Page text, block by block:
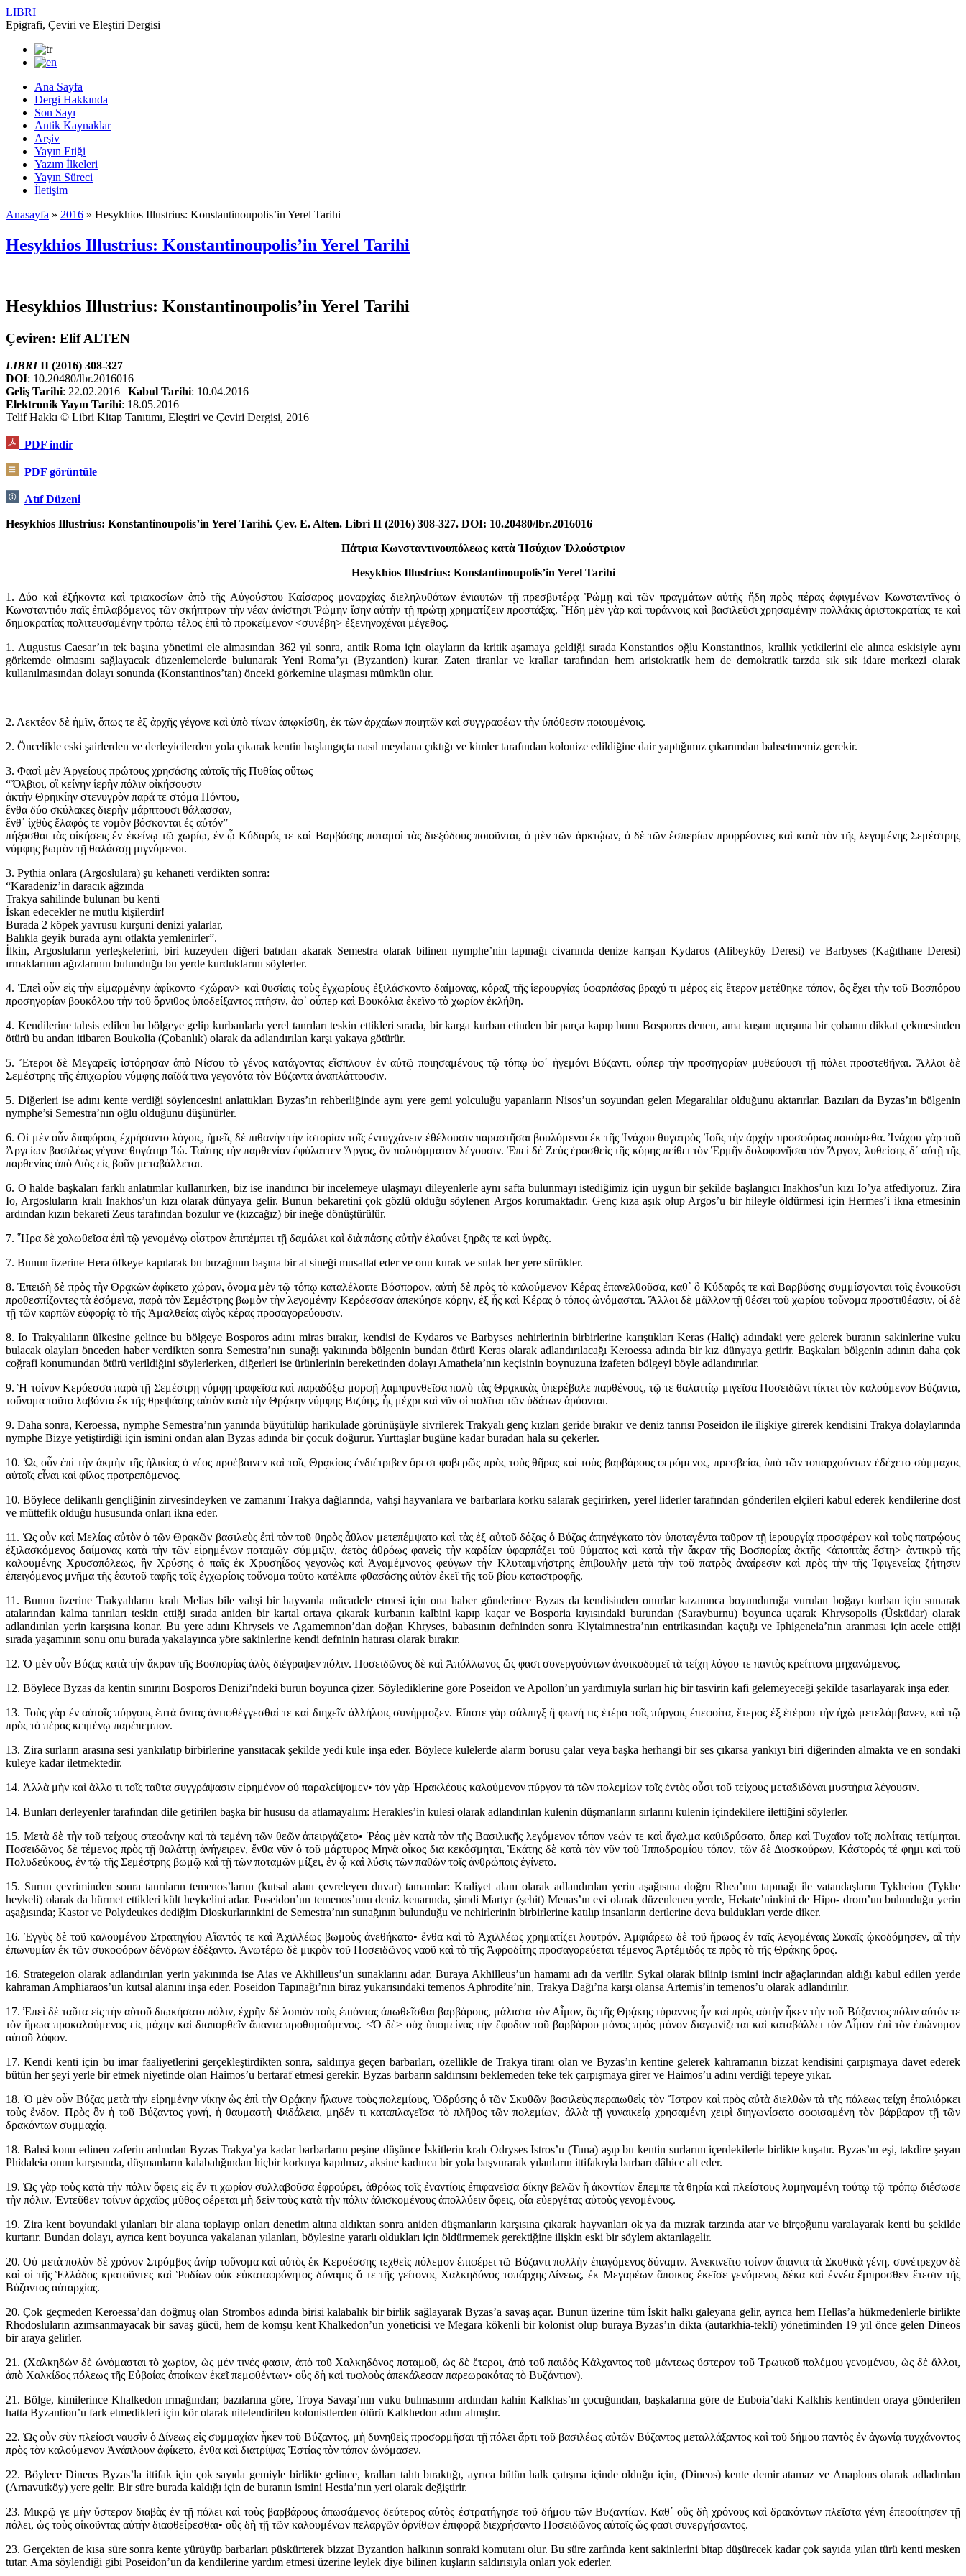
LIBRI
Epigrafi, Çeviri ve Eleştiri Dergisi
Ana Sayfa
Dergi Hakkında
Son Sayı
Antik Kaynaklar
Arşiv
Yayın Etiği
Yazım İlkeleri
Yayın Süreci
İletişim
Anasayfa » 2016 » Hesykhios Illustrius: Konstantinoupolis’in Yerel Tarihi
Hesykhios Illustrius: Konstantinoupolis’in Yerel Tarihi
Hesykhios Illustrius: Konstantinoupolis’in Yerel Tarihi
Çeviren: Elif ALTEN
LIBRIII (2016) 308-327
DOI: 10.20480/lbr.2016016
Geliş Tarihi: 22.02.2016 | Kabul Tarihi: 10.04.2016
Elektronik Yayın Tarihi: 18.05.2016
Telif Hakkı © Libri Kitap Tanıtımı, Eleştiri ve Çeviri Dergisi, 2016
PDF indir
PDF görüntüle
Atıf Düzeni
Hesykhios Illustrius: Konstantinoupolis’in Yerel Tarihi. Çev. E. Alten. Libri II (2016) 308-327. DOI: 10.20480/lbr.2016016
Πάτρια Κωνσταντινουπόλεως κατὰ Ἡσύχιον Ἰλλούστριον
Hesykhios Illustrius: Konstantinoupolis’in Yerel Tarihi
1. Δύο καὶ ἑξήκοντα καὶ τριακοσίων ἀπὸ τῆς Αὐγούστου Καίσαρος μοναρχίας διεληλυθότων ἐνιαυτῶν τῇ πρεσβυτέρᾳ Ῥώμῃ καὶ τῶν πραγμάτων αὐτῆς ἤδη πρὸς πέρας ἀφιγμένων Κωνσταντῖνος ὁ
Κωνσταντιόυ παῖς ἐπιλαβόμενος τῶν σκήπτρων τὴν νέαν ἀνίστησι Ῥώμην ἴσην αὐτὴν τῇ πρώτῃ χρηματίζειν προστάξας. ῎Ηδη μὲν γὰρ καὶ τυράννοις καὶ βασιλεῦσι χρησαμένην πολλάκις ἀριστοκρατίας τε καὶ
δημοκρατίας πολιτευσαμένην τρόπῳ τέλος ἐπὶ τὸ προκείμενον <συνέβη> ἐξενηνοχέναι μέγεθος.
1. Augustus Caesar’ın tek başına yönetimi ele almasından 362 yıl sonra, antik Roma için olayların da kritik aşamaya geldiği sırada Konstantios oğlu Konstantinos, krallık yetkilerini ele alınca eskisiyle aynı
görkemde olmasını sağlayacak düzenlemelerde bulunarak Yeni Roma’yı (Byzantion) kurar. Zaten tiranlar ve krallar tarafından hem aristokratik hem de demokratik tarzda sık sık idare merkezi olarak
kullanılmasından dolayı sonunda (Konstantinos’tan) önceki görkemine ulaşması mümkün olur.
2. Λεκτέον δὲ ἡμῖν, ὅπως τε ἐξ ἀρχῆς γέγονε καὶ ὑπὸ τίνων ἀπῳκίσθη, ἐκ τῶν ἀρχαίων ποιητῶν καὶ συγγραφέων τὴν ὑπόθεσιν ποιουμένοις.
2. Öncelikle eski şairlerden ve derleyicilerden yola çıkarak kentin başlangıçta nasıl meydana çıktığı ve kimler tarafından kolonize edildiğine dair yaptığımız çıkarımdan bahsetmemiz gerekir.
3. Φασὶ μὲν Ἀργείους πρώτους χρησάσης αὐτοῖς τῆς Πυθίας οὕτως
“Ὄλβιοι, οἳ κείνην ἱερὴν πόλιν οἰκήσουσιν
ἀκτὴν Θρηικίην στενυγρὸν παρά τε στόμα Πόντου,
ἔνθα δύο σκύλακες διερὴν μάρπτουσι θάλασσαν,
ἔνθ᾽ ἰχθὺς ἔλαφός τε νομὸν βόσκονται ἐς αὐτόν”
πήξασθαι τὰς οἰκήσεις ἐν ἐκείνῳ τῷ χωρίῳ, ἐν ᾧ Κύδαρός τε καὶ Βαρβύσης ποταμοὶ τὰς διεξόδους ποιοῦνται, ὁ μὲν τῶν ἀρκτῴων, ὁ δὲ τῶν ἑσπερίων προρρέοντες καὶ κατὰ τὸν τῆς λεγομένης Σεμέστρης
νύμφης βωμὸν τῇ θαλάσσῃ μιγνύμενοι.
3. Pythia onlara (Argoslulara) şu kehaneti verdikten sonra:
“Karadeniz’in daracık ağzında
Trakya sahilinde bulunan bu kenti
İskan edecekler ne mutlu kişilerdir!
Burada 2 köpek yavrusu kurşuni denizi yalarlar,
Balıkla geyik burada aynı otlakta yemlenirler”.
İlkin, Argosluların yerleşkelerini, biri kuzeyden diğeri batıdan akarak Semestra olarak bilinen nymphe’nin tapınağı civarında denize karışan Kydaros (Alibeyköy Deresi) ve Barbyses (Kağıthane Deresi)
ırmaklarının ağızlarının bulunduğu bu yerde kurduklarını söylerler.
4. Ἐπεὶ οὖν εἰς τὴν εἱμαρμένην ἀφίκοντο <χώραν> καὶ θυσίαις τοὺς ἐγχωρίους ἐξιλάσκοντο δαίμονας, κόραξ τῆς ἱερουργίας ὑφαρπάσας βραχύ τι μέρος εἰς ἕτερον μετέθηκε τόπον, ὃς ἔχει τὴν τοῦ Βοσπόρου
προσηγορίαν βουκόλου τὴν τοῦ ὄρνιθος ὑποδείξαντος πτῆσιν, ἀφ᾽ οὗπερ καὶ Βουκόλια ἐκεῖνο τὸ χωρίον ἐκλήθη.
4. Kendilerine tahsis edilen bu bölgeye gelip kurbanlarla yerel tanrıları teskin ettikleri sırada, bir karga kurban etinden bir parça kapıp bunu Bosporos denen, ama kuşun uçuşuna bir çobanın dikkat çekmesinden
ötürü bu andan itibaren Boukolia (Çobanlık) olarak da adlandırılan karşı yakaya götürür.
5. Ἕτεροι δὲ Μεγαρεῖς ἱστόρησαν ἀπὸ Νίσου τὸ γένος κατάγοντας εἴσπλουν ἐν αὐτῷ ποιησαμένους τῷ τόπῳ ὑφ᾽ ἡγεμόνι Βύζαντι, οὗπερ τὴν προσηγορίαν μυθεύουσι τῇ πόλει προστεθῆναι. Ἄλλοι δὲ
Σεμέστρης τῆς ἐπιχωρίου νύμφης παῖδά τινα γεγονότα τὸν Βύζαντα ἀναπλάττουσιν.
5. Diğerleri ise adını kente verdiği söylencesini anlattıkları Byzas’ın rehberliğinde aynı yere gemi yolculuğu yapanların Nisos’un soyundan gelen Megaralılar olduğunu aktarırlar. Bazıları da Byzas’ın bölgenin
nymphe’si Semestra’nın oğlu olduğunu düşünürler.
6. Οἱ μὲν οὖν διαφόροις ἐχρήσαντο λόγοις, ἡμεῖς δὲ πιθανὴν τὴν ἱστορίαν τοῖς ἐντυγχάνειν ἐθέλουσιν παραστῆσαι βουλόμενοι ἐκ τῆς Ἰνάχου θυγατρὸς Ἰοῦς τὴν ἀρχὴν προσφόρως ποιούμεθα. Ἰνάχου γὰρ τοῦ
Ἀργείων βασιλέως γέγονε θυγάτηρ Ἰώ. Ταύτης τὴν παρθενίαν ἐφύλαττεν Ἄργος, ὃν πολυόμματον λέγουσιν. Ἐπεὶ δὲ Ζεὺς ἐρασθεὶς τῆς κόρης πείθει τὸν Ἑρμῆν δολοφονῆσαι τὸν Ἄργον, λυθείσης δ᾽ αὐτῇ τῆς
παρθενίας ὑπὸ Διὸς εἰς βοῦν μεταβάλλεται.
6. O halde başkaları farklı anlatımlar kullanırken, biz ise inandırıcı bir incelemeye ulaşmayı dileyenlerle aynı safta bulunmayı istediğimiz için uygun bir şekilde başlangıcı Inakhos’un kızı Io’ya atfediyoruz. Zira
Io, Argosluların kralı Inakhos’un kızı olarak dünyaya gelir. Bunun bekaretini çok gözlü olduğu söylenen Argos korumaktadır. Genç kıza aşık olup Argos’u bir hileyle öldürmesi için Hermes’i ikna etmesinin
ardından kızın bekareti Zeus tarafından bozulur ve (kızcağız) bir ineğe dönüştürülür.
7. ῞Ηρα δὲ χολωθεῖσα ἐπὶ τῷ γενομένῳ οἶστρον ἐπιπέμπει τῇ δαμάλει καὶ διὰ πάσης αὐτὴν ἐλαύνει ξηρᾶς τε καὶ ὑγρᾶς.
7. Bunun üzerine Hera öfkeye kapılarak bu buzağının başına bir at sineği musallat eder ve onu kurak ve sulak her yere sürükler.
8. Ἐπειδὴ δὲ πρὸς τὴν Θρᾳκῶν ἀφίκετο χώραν, ὄνομα μὲν τῷ τόπῳ καταλέλοιπε Βόσπορον, αὐτὴ δὲ πρὸς τὸ καλούμενον Κέρας ἐπανελθοῦσα, καθ᾽ ὃ Κύδαρός τε καὶ Βαρβύσης συμμίσγονται τοῖς ἐνοικοῦσι
προθεσπίζοντες τὰ ἐσόμενα, παρὰ τὸν Σεμέστρης βωμὸν τὴν λεγομένην Κερόεσσαν ἀπεκύησε κόρην, ἐξ ἧς καὶ Κέρας ὁ τόπος ὠνόμασται. Ἄλλοι δὲ μᾶλλον τῇ θέσει τοῦ χωρίου τοὔνομα προστιθέασιν, οἱ δὲ
τῇ τῶν καρπῶν εὐφορίᾳ τὸ τῆς Ἀμαλθείας αἰγὸς κέρας προσαγορεύουσιν.
8. Io Trakyalıların ülkesine gelince bu bölgeye Bosporos adını miras bırakır, kendisi de Kydaros ve Barbyses nehirlerinin birbirlerine karıştıkları Keras (Haliç) adındaki yere gelerek buranın sakinlerine vuku
bulacak olayları önceden haber verdikten sonra Semestra’nın sunağı yakınında bölgenin bundan ötürü Keras olarak adlandırılacağı Keroessa adında bir kız dünyaya getirir. Başkaları bölgenin adının daha çok
coğrafi konumundan ötürü verildiğini söylerlerken, diğerleri ise ürünlerinin bereketinden dolayı Amatheia’nın keçisinin boynuzuna izafeten bölgeyi böyle adlandırırlar.
9. Ἡ τοίνυν Κερόεσσα παρὰ τῇ Σεμέστρῃ νύμφῃ τραφεῖσα καὶ παραδόξῳ μορφῇ λαμπρυνθεῖσα πολὺ τὰς Θρᾳκικὰς ὑπερέβαλε παρθένους, τῷ τε θαλαττίῳ μιγεῖσα Ποσειδῶνι τίκτει τὸν καλούμενον Βύζαντα,
τοὔνομα τοῦτο λαβόντα ἐκ τῆς θρεψάσης αὐτὸν κατὰ τὴν Θρᾴκην νύμφης Βιζύης, ἧς μέχρι καὶ νῦν οἱ πολῖται τῶν ὑδάτων ἀρύονται.
9. Daha sonra, Keroessa, nymphe Semestra’nın yanında büyütülüp harikulade görünüşüyle sivrilerek Trakyalı genç kızları geride bırakır ve deniz tanrısı Poseidon ile ilişkiye girerek kendisini Trakya dolaylarında
nymphe Bizye yetiştirdiği için ismini ondan alan Byzas adında bir çocuk doğurur. Yurttaşlar bugüne kadar buradan hala su çekerler.
10. Ὡς οὖν ἐπὶ τὴν ἀκμὴν τῆς ἡλικίας ὁ νέος προέβαινεν καὶ τοῖς Θρᾳκίοις ἐνδιέτριβεν ὄρεσι φοβερῶς πρὸς τοὺς θῆρας καὶ τοὺς βαρβάρους φερόμενος, πρεσβείας ὑπὸ τῶν τοπαρχούντων ἐδέχετο σύμμαχος
αὐτοῖς εἶναι καὶ φίλος προτρεπόμενος.
10. Böylece delikanlı gençliğinin zirvesindeyken ve zamanını Trakya dağlarında, vahşi hayvanlara ve barbarlara korku salarak geçirirken, yerel liderler tarafından gönderilen elçileri kabul ederek kendilerine dost
ve müttefik olduğu hususunda onları ikna eder.
11. Ὡς οὖν καὶ Μελίας αὐτὸν ὁ τῶν Θρᾳκῶν βασιλεὺς ἐπὶ τὸν τοῦ θηρὸς ἆθλον μετεπέμψατο καὶ τὰς ἐξ αὐτοῦ δόξας ὁ Βύζας ἀπηνέγκατο τὸν ὑποταγέντα ταῦρον τῇ ἱερουργίᾳ προσφέρων καὶ τοὺς πατρῴους
ἐξιλασκόμενος δαίμονας κατὰ τὴν τῶν εἰρημένων ποταμῶν σύμμιξιν, ἀετὸς ἀθρόως φανεὶς τὴν καρδίαν ὑφαρπάζει τοῦ θύματος καὶ κατὰ τὴν ἄκραν τῆς Βοσπορίας ἀκτῆς <ἀποπτὰς ἔστη> ἀντικρὺ τῆς
καλουμένης Χρυσοπόλεως, ἣν Χρύσης ὁ παῖς ἐκ Χρυσηΐδος γεγονὼς καὶ Ἀγαμέμνονος φεύγων τὴν Κλυταιμνήστρης ἐπιβουλὴν μετὰ τὴν τοῦ πατρὸς ἀναίρεσιν καὶ πρὸς τὴν τῆς Ἰφιγενείας ζήτησιν
ἐπειγόμενος μνῆμα τῆς ἑαυτοῦ ταφῆς τοῖς ἐγχωρίοις τοὔνομα τοῦτο κατέλιπε φθασάσης αὐτὸν ἐκεῖ τῆς τοῦ βίου καταστροφῆς.
11. Bunun üzerine Trakyalıların kralı Melias bile vahşi bir hayvanla mücadele etmesi için ona haber gönderince Byzas da kendisinden onurlar kazanınca boyunduruğa vurulan boğayı kurban için sunarak
atalarından kalma tanrıları teskin ettiği sırada aniden bir kartal ortaya çıkarak kurbanın kalbini kapıp kaçar ve Bosporia kıyısındaki burundan (Sarayburnu) boyunca uçarak Khrysopolis (Üsküdar) olarak
adlandırılan yerin karşısına konar. Bu yere adını Khryseis ve Agamemnon’dan doğan Khryses, babasının defninden sonra Klytaimnestra’nın entrikasından kaçtığı ve Iphigeneia’nın aranması için acele ettiği
sırada yaşamının sonu onu burada yakalayınca yöre sakinlerine kendi defninin hatırası olarak bırakır.
12. Ὁ μὲν οὖν Βύζας κατὰ τὴν ἄκραν τῆς Βοσπορίας ἁλὸς διέγραψεν πόλιν. Ποσειδῶνος δὲ καὶ Ἀπόλλωνος ὥς φασι συνεργούντων ἀνοικοδομεῖ τὰ τείχη λόγου τε παντὸς κρείττονα μηχανώμενος.
12. Böylece Byzas da kentin sınırını Bosporos Denizi’ndeki burun boyunca çizer. Söylediklerine göre Poseidon ve Apollon’un yardımıyla surları hiç bir tasvirin kafi gelemeyeceği şekilde tasarlayarak inşa eder.
13. Τοὺς γὰρ ἐν αὐτοῖς πύργους ἑπτὰ ὄντας ἀντιφθέγγεσθαί τε καὶ διηχεῖν ἀλλήλοις συνήρμοζεν. Εἴποτε γὰρ σάλπιγξ ἢ φωνή τις ἑτέρα τοῖς πύργοις ἐπεφοίτα, ἕτερος ἐξ ἑτέρου τὴν ἠχὼ μετελάμβανεν, καὶ τῷ
πρὸς τὸ πέρας κειμένῳ παρέπεμπον.
13. Zira surların arasına sesi yankılatıp birbirlerine yansıtacak şekilde yedi kule inşa eder. Böylece kulelerde alarm borusu çalar veya başka herhangi bir ses çıkarsa yankıyı biri diğerinden almakta ve en sondaki
kuleye kadar iletmektedir.
14. Ἀλλὰ μὴν καὶ ἄλλο τι τοῖς ταῦτα συγγράψασιν εἰρημένον οὐ παραλείψομεν• τὸν γὰρ Ἡρακλέους καλούμενον πύργον τὰ τῶν πολεμίων τοῖς ἐντὸς οὖσι τοῦ τείχους μεταδιδόναι μυστήρια λέγουσιν.
14. Bunları derleyenler tarafından dile getirilen başka bir hususu da atlamayalım: Herakles’in kulesi olarak adlandırılan kulenin düşmanların sırlarını kulenin içindekilere ilettiğini söylerler.
15. Μετὰ δὲ τὴν τοῦ τείχους στεφάνην καὶ τὰ τεμένη τῶν θεῶν ἀπειργάζετο• Ῥέας μὲν κατὰ τὸν τῆς Βασιλικῆς λεγόμενον τόπον νεών τε καὶ ἄγαλμα καθιδρύσατο, ὅπερ καὶ Τυχαῖον τοῖς πολίταις τετίμηται.
Ποσειδῶνος δὲ τέμενος πρὸς τῇ θαλάττῃ ἀνήγειρεν, ἔνθα νῦν ὁ τοῦ μάρτυρος Μηνᾶ οἶκος δια κεκόσμηται, Ἑκάτης δὲ κατὰ τὸν νῦν τοῦ Ἱπποδρομίου τόπον, τῶν δὲ Διοσκούρων, Κάστορός τέ φημι καὶ τοῦ
Πολυδεύκους, ἐν τῷ τῆς Σεμέστρης βωμῷ καὶ τῇ τῶν ποταμῶν μίξει, ἐν ᾧ καὶ λύσις τῶν παθῶν τοῖς ἀνθρώποις ἐγίνετο.
15. Surun çevriminden sonra tanrıların temenos’larını (kutsal alanı çevreleyen duvar) tamamlar: Kraliyet alanı olarak adlandırılan yerin aşağısına doğru Rhea’nın tapınağı ile vatandaşların Tykheion (Tykhe
heykeli) olarak da hürmet ettikleri kült heykelini adar. Poseidon’un temenos’unu deniz kenarında, şimdi Martyr (şehit) Menas’ın evi olarak düzenlenen yerde, Hekate’ninkini de Hipo- drom’un bulunduğu yerin
aşağısında; Kastor ve Polydeukes dediğim Dioskurlarınkini de Semestra’nın sunağının bulunduğu ve nehirlerinin birbirlerine katılıp insanların dertlerine deva buldukları yerde diker.
16. Ἐγγὺς δὲ τοῦ καλουμένου Στρατηγίου Αἴαντός τε καὶ Ἀχιλλέως βωμοὺς ἀνεθήκατο• ἔνθα καὶ τὸ Ἀχιλλέως χρηματίζει λουτρόν. Ἀμφιάρεω δὲ τοῦ ἥρωος ἐν ταῖς λεγομέναις Συκαῖς ᾠκοδόμησεν, αἳ τὴν
ἐπωνυμίαν ἐκ τῶν συκοφόρων δένδρων ἐδέξαντο. Ἀνωτέρω δὲ μικρὸν τοῦ Ποσειδῶνος ναοῦ καὶ τὸ τῆς Ἀφροδίτης προσαγορεύεται τέμενος Ἀρτέμιδός τε πρὸς τὸ τῆς Θρᾴκης ὄρος.
16. Strategeion olarak adlandırılan yerin yakınında ise Aias ve Akhilleus’un sunaklarını adar. Buraya Akhilleus’un hamamı adı da verilir. Sykai olarak bilinip ismini incir ağaçlarından aldığı kabul edilen yerde
kahraman Amphiaraos’un kutsal alanını inşa eder. Poseidon Tapınağı’nın biraz yukarısındaki temenos Aphrodite’nin, Trakya Dağı’na karşı olansa Artemis’in temenos’u olarak adlandırılır.
17. Ἐπεὶ δὲ ταῦτα εἰς τὴν αὑτοῦ διῳκήσατο πόλιν, ἐχρῆν δὲ λοιπὸν τοὺς ἐπιόντας ἀπωθεῖσθαι βαρβάρους, μάλιστα τὸν Αἷμον, ὃς τῆς Θρᾴκης τύραννος ἦν καὶ πρὸς αὐτὴν ἧκεν τὴν τοῦ Βύζαντος πόλιν αὐτόν τε
τὸν ἥρωα προκαλούμενος εἰς μάχην καὶ διαπορθεῖν ἅπαντα προθυμούμενος. <Ὁ δὲ> οὐχ ὑπομείνας τὴν ἔφοδον τοῦ βαρβάρου μόνος πρὸς μόνον διαγωνίζεται καὶ καταβάλλει τὸν Αἷμον ἐπὶ τὸν ἐπώνυμον
αὐτοῦ λόφον.
17. Kendi kenti için bu imar faaliyetlerini gerçekleştirdikten sonra, saldırıya geçen barbarları, özellikle de Trakya tiranı olan ve Byzas’ın kentine gelerek kahramanın bizzat kendisini çarpışmaya davet ederek
bütün her şeyi yerle bir etmek niyetinde olan Haimos’u bertaraf etmesi gerekir. Byzas barbarın saldırısını beklemeden teke tek çarpışmaya girer ve Haimos’u adını verdiği tepeye yıkar.
18. Ὁ μὲν οὖν Βύζας μετὰ τὴν εἰρημένην νίκην ὡς ἐπὶ τὴν Θρᾴκην ἤλαυνε τοὺς πολεμίους, Ὀδρύσης ὁ τῶν Σκυθῶν βασιλεὺς περαιωθεὶς τὸν Ἴστρον καὶ πρὸς αὐτὰ διελθὼν τὰ τῆς πόλεως τείχη ἐπολιόρκει
τοὺς ἔνδον. Πρὸς ὃν ἡ τοῦ Βύζαντος γυνή, ἡ θαυμαστὴ Φιδάλεια, μηδέν τι καταπλαγεῖσα τὸ πλῆθος τῶν πολεμίων, ἀλλὰ τῇ γυναικείᾳ χρησαμένη χειρὶ διηγωνίσατο σοφισαμένη τὸν βάρβαρον τῇ τῶν
δρακόντων συμμαχίᾳ.
18. Bahsi konu edinen zaferin ardından Byzas Trakya’ya kadar barbarların peşine düşünce İskitlerin kralı Odryses Istros’u (Tuna) aşıp bu kentin surlarını içerdekilerle birlikte kuşatır. Byzas’ın eşi, takdire şayan
Phidaleia onun karşısında, düşmanların kalabalığından hiçbir korkuya kapılmaz, aksine kadınca bir yola başvurarak yılanların ittifakıyla barbarı dâhice alt eder.
19. Ὡς γὰρ τοὺς κατὰ τὴν πόλιν ὄφεις εἰς ἕν τι χωρίον συλλαβοῦσα ἐφρούρει, ἀθρόως τοῖς ἐναντίοις ἐπιφανεῖσα δίκην βελῶν ἢ ἀκοντίων ἔπεμπε τὰ θηρία καὶ πλείστους λυμηναμένη τούτῳ τῷ τρόπῳ διέσωσε
τὴν πόλιν. Ἐντεῦθεν τοίνυν ἀρχαῖος μῦθος φέρεται μὴ δεῖν τοὺς κατὰ τὴν πόλιν ἁλισκομένους ἀπολλύειν ὄφεις, οἷα εὐεργέτας αὐτοὺς γενομένους.
19. Zira kent boyundaki yılanları bir alana toplayıp onları denetim altına aldıktan sonra aniden düşmanların karşısına çıkarak hayvanları ok ya da mızrak tarzında atar ve birçoğunu yaralayarak kenti bu şekilde
kurtarır. Bundan dolayı, ayrıca kent boyunca yakalanan yılanları, böylesine yararlı oldukları için öldürmemek gerektiğine ilişkin eski bir söylem aktarılagelir.
20. Οὐ μετὰ πολὺν δὲ χρόνον Στρόμβος ἀνὴρ τοὔνομα καὶ αὐτὸς ἐκ Κεροέσσης τεχθεὶς πόλεμον ἐπιφέρει τῷ Βύζαντι πολλὴν ἐπαγόμενος δύναμιν. Ἀνεκινεῖτο τοίνυν ἅπαντα τὰ Σκυθικὰ γένη, συνέτρεχον δὲ
καὶ οἱ τῆς Ἑλλάδος κρατοῦντες καὶ Ῥοδίων οὐκ εὐκαταφρόνητος δύναμις ὅ τε τῆς γείτονος Χαλκηδόνος τοπάρχης Δίνεως, ἐκ Μεγαρέων ἄποικος ἐκεῖσε γενόμενος δέκα καὶ ἐννέα ἔμπροσθεν ἔτεσιν τῆς
Βύζαντος αὐταρχίας.
20. Çok geçmeden Keroessa’dan doğmuş olan Strombos adında birisi kalabalık bir birlik sağlayarak Byzas’a savaş açar. Bunun üzerine tüm İskit halkı galeyana gelir, ayrıca hem Hellas’a hükmedenlerle birlikte
Rhodosluların azımsanmayacak bir savaş gücü, hem de komşu kent Khalkedon’un yöneticisi ve Megara kökenli bir kolonist olup buraya Byzas’ın dikta (autarkhia-tekli) yönetiminden 19 yıl önce gelen Dineos
bir araya gelirler.
21. (Χαλκηδὼν δὲ ὠνόμασται τὸ χωρίον, ὡς μέν τινές φασιν, ἀπὸ τοῦ Χαλκηδόνος ποταμοῦ, ὡς δὲ ἕτεροι, ἀπὸ τοῦ παιδὸς Κάλχαντος τοῦ μάντεως ὕστερον τοῦ Τρωικοῦ πολέμου γενομένου, ὡς δὲ ἄλλοι,
ἀπὸ Χαλκίδος πόλεως τῆς Εὐβοίας ἀποίκων ἐκεῖ πεμφθέντων• οὓς δὴ καὶ τυφλοὺς ἀπεκάλεσαν παρεωρακότας τὸ Βυζάντιον).
21. Bölge, kimilerince Khalkedon ırmağından; bazılarına göre, Troya Savaşı’nın vuku bulmasının ardından kahin Kalkhas’ın çocuğundan, başkalarına göre de Euboia’daki Kalkhis kentinden oraya gönderilen
hatta Byzantion’u fark etmedikleri için kör olarak nitelendirilen kolonistlerden ötürü Kalkhedon adını almıştır.
22. Ὡς οὖν σὺν πλείοσι ναυσὶν ὁ Δίνεως εἰς συμμαχίαν ἧκεν τοῦ Βύζαντος, μὴ δυνηθεὶς προσορμῆσαι τῇ πόλει ἄρτι τοῦ βασιλέως αὐτῶν Βύζαντος μεταλλάξαντος καὶ τοῦ δήμου παντὸς ἐν ἀγωνίᾳ τυγχάνοντος
πρὸς τὸν καλούμενον Ἀνάπλουν ἀφίκετο, ἔνθα καὶ διατρίψας Ἑστίας τὸν τόπον ὠνόμασεν.
22. Böylece Dineos Byzas’la ittifak için çok sayıda gemiyle birlikte gelince, kralları tahtı bıraktığı, ayrıca bütün halk çatışma içinde olduğu için, (Dineos) kente demir atamaz ve Anaplous olarak adladırılan
(Arnavutköy) yere gelir. Bir süre burada kaldığı için de buranın ismini Hestia’nın yeri olarak değiştirir.
23. Μικρῷ γε μὴν ὕστερον διαβὰς ἐν τῇ πόλει καὶ τοὺς βαρβάρους ἀπωσάμενος δεύτερος αὐτὸς ἐστρατήγησε τοῦ δήμου τῶν Βυζαντίων. Καθ᾽ οὓς δὴ χρόνους καὶ δρακόντων πλεῖστα γένη ἐπεφοίτησεν τῇ
πόλει, ὡς τοὺς οἰκοῦντας αὐτὴν διαφθείρεσθαι• οὓς δὴ τῇ τῶν καλουμένων πελαργῶν ὀρνίθων ἐπιφορᾷ διεχρήσαντο Ποσειδῶνος αὐτοῖς ὥς φασι συνεργήσαντος.
23. Gerçekten de kısa süre sonra kente yürüyüp barbarları püskürterek bizzat Byzantion halkının sonraki komutanı olur. Bu süre zarfında kent sakinlerini bitap düşürecek kadar çok sayıda yılan türü kenti mesken
tutar. Ama söylendiği gibi Poseidon’un da kendilerine yardım etmesi üzerine leylek diye bilinen kuşların saldırısıyla onları yok ederler.